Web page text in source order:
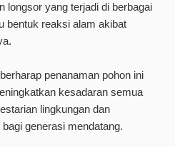
longsor yang terjadi di berbagai
bentuk reaksi alam akibat
penanaman pohon ini
kesadaran semua
lingkungan dan
generasi mendatang.